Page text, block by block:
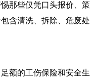
那些仅凭口头报价、策
含清洗、拆除、危废处
额的工伤保险和安全生